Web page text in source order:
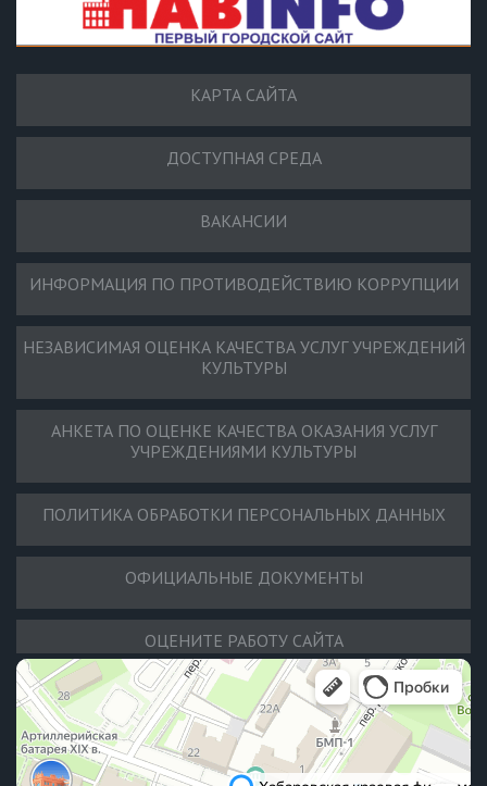
КАРТА САЙТА
ДОСТУПНАЯ СРЕДА
ВАКАНСИИ
ИНФОРМАЦИЯ ПО ПРОТИВОДЕЙСТВИЮ КОРРУПЦИИ
НЕЗАВИСИМАЯ ОЦЕНКА КАЧЕСТВА УСЛУГ УЧРЕЖДЕНИЙ
КУЛЬТУРЫ
АНКЕТА ПО ОЦЕНКЕ КАЧЕСТВА ОКАЗАНИЯ УСЛУГ
УЧРЕЖДЕНИЯМИ КУЛЬТУРЫ
ПОЛИТИКА ОБРАБОТКИ ПЕРСОНАЛЬНЫХ ДАННЫХ
ОФИЦИАЛЬНЫЕ ДОКУМЕНТЫ
ОЦЕНИТЕ РАБОТУ САЙТА